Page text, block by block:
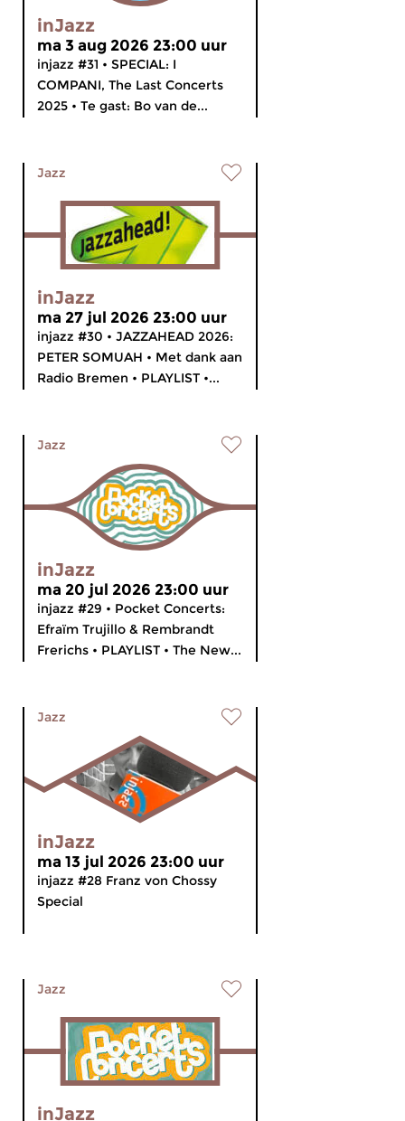
inJazz
ma 3 aug 2026 23:00 uur
injazz #31 • SPECIAL: I
COMPANI, The Last Concerts
2025 • Te gast: Bo van de...
Jazz
inJazz
ma 27 jul 2026 23:00 uur
injazz #30 • JAZZAHEAD 2026:
PETER SOMUAH • Met dank aan
Radio Bremen • PLAYLIST •...
Jazz
inJazz
ma 20 jul 2026 23:00 uur
injazz #29 • Pocket Concerts:
Efraïm Trujillo & Rembrandt
Frerichs • PLAYLIST • The New...
Jazz
inJazz
ma 13 jul 2026 23:00 uur
injazz #28 Franz von Chossy
Special
Jazz
inJazz